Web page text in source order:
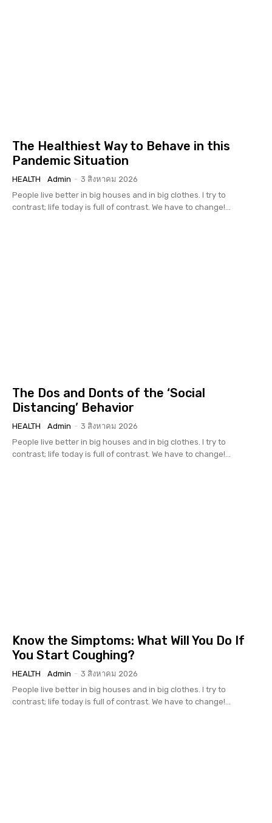
The Healthiest Way to Behave in this
Pandemic Situation
HEALTH Admin - 3 สิงหาคม 2026
People live better in big houses and in big clothes. I try to
contrast; life today is full of contrast. We have to change!...
The Dos and Donts of the ‘Social
Distancing’ Behavior
HEALTH Admin - 3 สิงหาคม 2026
People live better in big houses and in big clothes. I try to
contrast; life today is full of contrast. We have to change!...
Know the Simptoms: What Will You Do If
You Start Coughing?
HEALTH Admin - 3 สิงหาคม 2026
People live better in big houses and in big clothes. I try to
contrast; life today is full of contrast. We have to change!...